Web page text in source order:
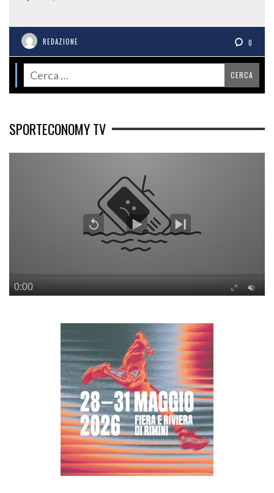
REDAZIONE 0
SPORTECONOMY TV